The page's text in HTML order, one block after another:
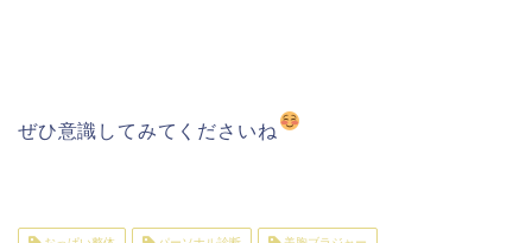
ぜひ意識してみてくださいね